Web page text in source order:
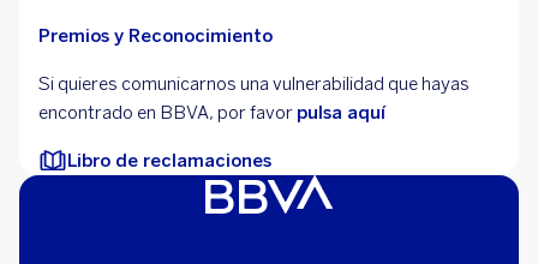
Premios y Reconocimiento
Si quieres comunicarnos una vulnerabilidad que hayas
encontrado en BBVA, por favor pulsa aquí
Libro de reclamaciones